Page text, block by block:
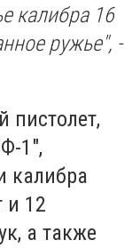
калибра 16
ружье", -
пистолет,
1",
калибра
и 12
а также